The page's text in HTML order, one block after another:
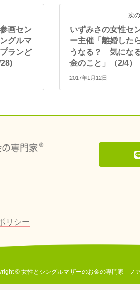
画セン
グルマ
ランど
次
いずみさの女性セ
ー主催「離婚した
うなる？ 気にな
金のこと」（2/4）
2017年1月12日
リシー
© 女性とシングルマザーのお金の専門家 _フ